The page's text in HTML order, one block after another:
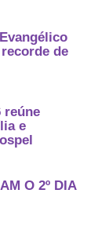
de
reúne
e
O 2º DIA